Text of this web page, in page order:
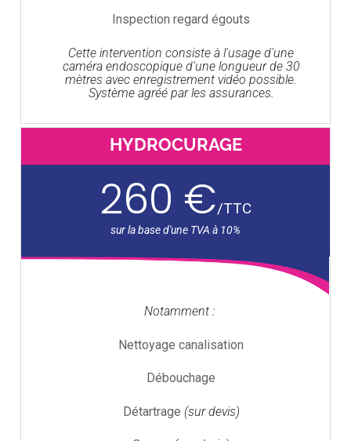
Inspection regard égouts
Cette intervention consiste à l'usage d'une
caméra endoscopique d'une longueur de 30
mètres avec enregistrement vidéo possible.
Système agréé par les assurances.
HYDROCURAGE
260 €/TTC
Notamment :
Nettoyage canalisation
Débouchage
Détartrage (sur devis)